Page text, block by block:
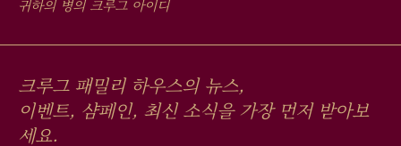
크루그 패밀리 하우스의 뉴스,
이벤트, 샴페인, 최신 소식을 가장 먼저 받아보
세요.